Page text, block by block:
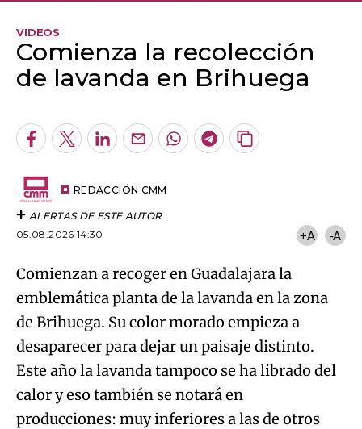
VIDEOS
Comienza la recolección
de lavanda en Brihuega
Algo salió mal.
An error occurred, please try again later.
Facebook
TwitterLinkedInEnviarWhatsapp
Telegram
Copiar
REDACCIÓN CMM
ALERTAS DE ESTE AUTOR
05.08.2026 14:30
+A -A
Comienzan a recoger en Guadalajara la
emblemática planta de la lavanda en la zona
de Brihuega. Su color morado empieza a
desaparecer para dejar un paisaje distinto.
Este año la lavanda tampoco se ha librado del
calor y eso también se notará en
producciones: muy inferiores a las de otros